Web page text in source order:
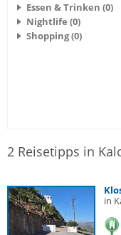
Essen & Trinken (0)
Nightlife (0)
Shopping (0)
2 Reisetipps in
in